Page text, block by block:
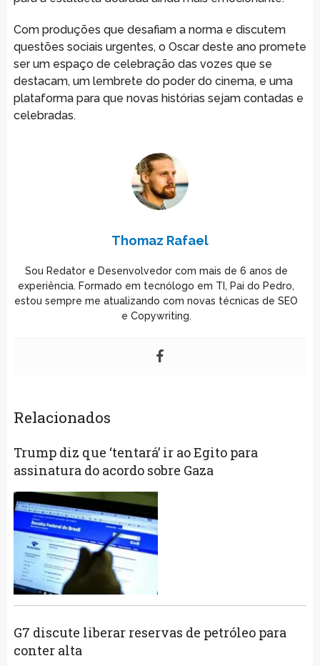
Com produções que desafiam a norma e discutem
questões sociais urgentes, o Oscar deste ano promete
ser um espaço de celebração das vozes que se
destacam, um lembrete do poder do cinema, e uma
plataforma para que novas histórias sejam contadas e
celebradas.
Thomaz Rafael
Sou Redator e Desenvolvedor com mais de 6 anos de
experiência. Formado em tecnólogo em TI, Pai do Pedro,
estou sempre me atualizando com novas técnicas de SEO
e Copywriting.
Relacionados
Trump diz que ‘tentará’ ir ao Egito para
assinatura do acordo sobre Gaza
G7 discute liberar reservas de petróleo para
conter alta